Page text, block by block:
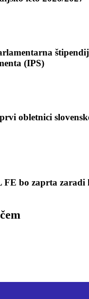
(IPS)
obletnici
FE bo zaprta zaradi